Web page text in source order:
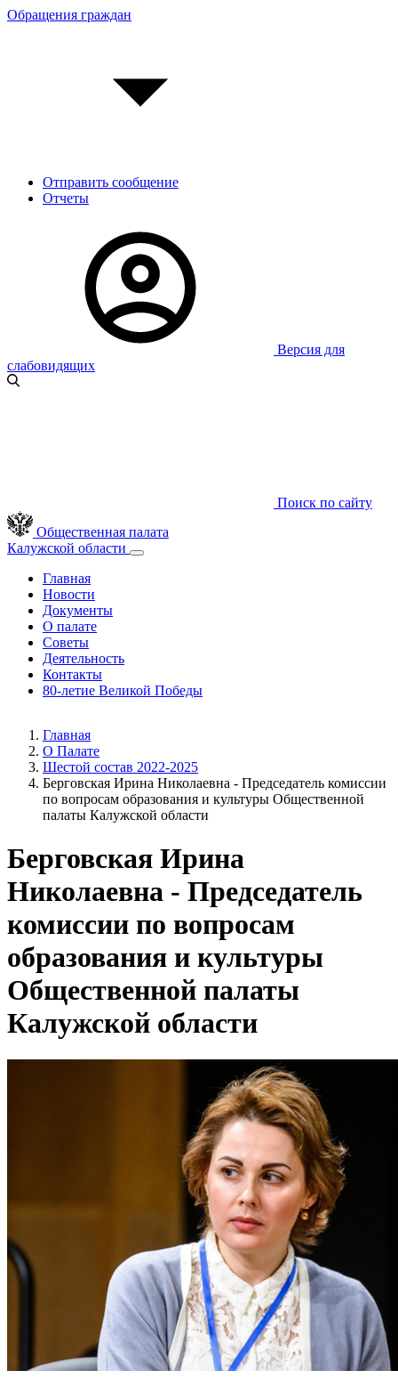
Обращения граждан
Отправить сообщение
Отчеты
Версия для
слабовидящих
Поиск по сайту
Общественная палата
Калужской области
Главная
Новости
Документы
О палате
Советы
Деятельность
Контакты
80-летие Великой Победы
Главная
О Палате
Шестой состав 2022-2025
Берговская Ирина Николаевна - Председатель комиссии
по вопросам образования и культуры Общественной
палаты Калужской области
Берговская Ирина
Николаевна - Председатель
комиссии по вопросам
образования и культуры
Общественной палаты
Калужской области